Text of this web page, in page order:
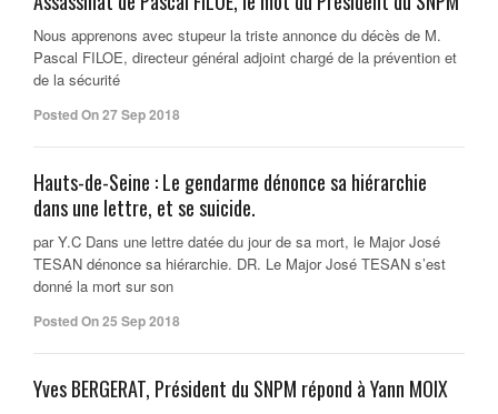
Nous apprenons avec stupeur la triste annonce du décès de M.
Pascal FILOE, directeur général adjoint chargé de la prévention et
de la sécurité
Posted On 27 Sep 2018
Hauts-de-Seine : Le gendarme dénonce sa hiérarchie
dans une lettre, et se suicide.
par Y.C Dans une lettre datée du jour de sa mort, le Major José
TESAN dénonce sa hiérarchie. DR. Le Major José TESAN s’est
donné la mort sur son
Posted On 25 Sep 2018
Yves BERGERAT, Président du SNPM répond à Yann MOIX